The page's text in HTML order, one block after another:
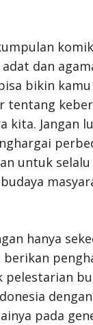
dan
bikin
tentang
kita. Jangan
untuk
hanya
pelestarian
pada